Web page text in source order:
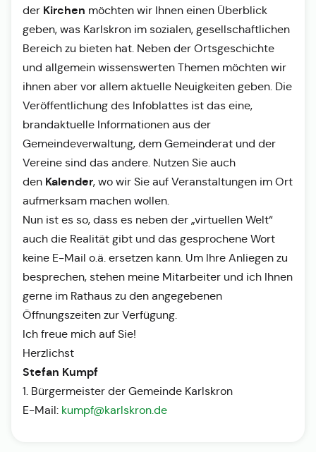
der Kirchen möchten wir Ihnen einen Überblick
geben, was Karlskron im sozialen, gesellschaftlichen
Bereich zu bieten hat. Neben der Ortsgeschichte
und allgemein wissenswerten Themen möchten wir
ihnen aber vor allem aktuelle Neuigkeiten geben. Die
Veröffentlichung des Infoblattes ist das eine,
brandaktuelle Informationen aus der
Gemeindeverwaltung, dem Gemeinderat und der
Vereine sind das andere. Nutzen Sie auch
den Kalender, wo wir Sie auf Veranstaltungen im Ort
aufmerksam machen wollen.
Nun ist es so, dass es neben der „virtuellen Welt“
auch die Realität gibt und das gesprochene Wort
keine E-Mail o.ä. ersetzen kann. Um Ihre Anliegen zu
besprechen, stehen meine Mitarbeiter und ich Ihnen
gerne im Rathaus zu den angegebenen
Öffnungszeiten zur Verfügung.
Ich freue mich auf Sie!
Herzlichst
Stefan Kumpf
1. Bürgermeister der Gemeinde Karlskron
E-Mail: kumpf@karlskron.de